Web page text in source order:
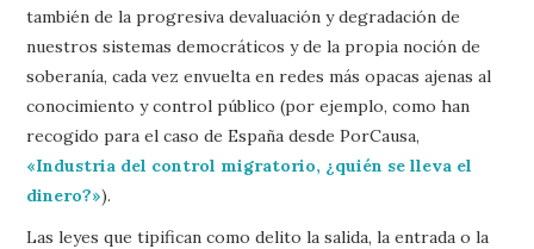
también de la progresiva devaluación y degradación de
nuestros sistemas democráticos y de la propia noción de
soberanía, cada vez envuelta en redes más opacas ajenas al
conocimiento y control público (por ejemplo, como han
recogido para el caso de España desde PorCausa,
«Industria del control migratorio, ¿quién se lleva el
dinero?»).
Las leyes que tipifican como delito la salida, la entrada o la